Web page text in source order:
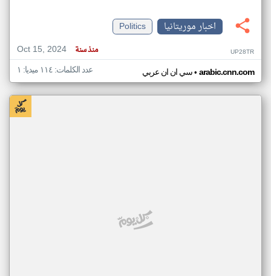
اخبار موريتانيا
Politics
Oct 15, 2024
منذ سنة UP28TR
سي ان ان عربي• arabic.cnn.com عدد الكلمات: ١١٤ ميديا: ١